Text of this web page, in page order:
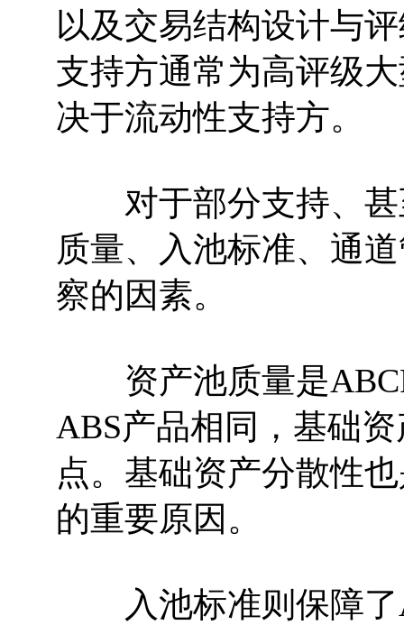
以及交易结构设计与
支持方通常为高评级
决于流动性支持方。
对于部分支持、甚
质量、入池标准、通
察的因素。
资产池质量是
ABS产品相同，基础
点。基础资产分散性
的重要原因。
入池标准则保障了